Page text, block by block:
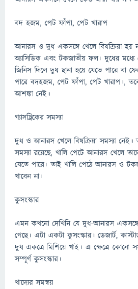
বদ হজম, পেট ফাঁপা, পেট খারাপ
আনারস ও দুধ একসঙ্গে খেলে বিষক্রিয়া হয়
অ্যাসিডিক এবং টকজাতীয় ফল। দুধের
জিনিস দিলে দুধ ছানা হয়ে যেতে পারে বা
পারে বদহজম, পেট ফাঁপা, পেট খারাপ।,
আশঙ্কা নেই।
গ্যাসট্রিকের সমস্যা
দুধ ও আনারস খেলে বিষক্রিয়া সমস্যা নেই।
সমস্যা রয়েছে, খালি পেটে আনারস খেলে
যেতে পারে। তাই খালি পেঠে আনারস ও
খাবেন না।
কুসংস্কার
এমন কখনো দেখিনি যে দুধ-আনারস একসঙ্গে
গেছে। এটা একটা কুসংস্কার। ডেজার্ট,
দুধ একত্রে মিশিয়ে খাই। এ ক্ষেত্রে কোনো
সম্পূর্ণ কুসংস্কার।
খাদ্যের সমন্বয়